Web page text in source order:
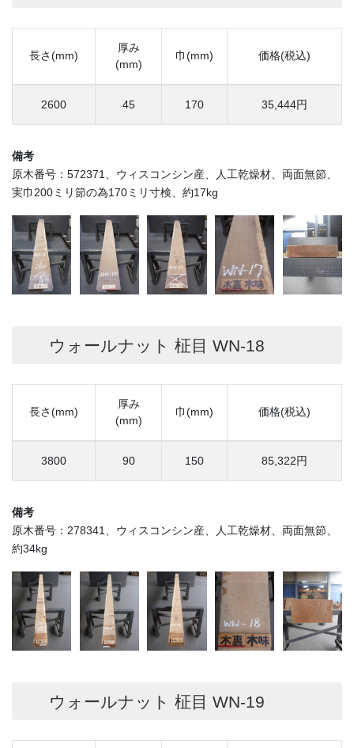
長さ(mm)
厚み
(mm)
巾(mm) 価格(税込)
2600 45 170 35,444円
備考
原木番号：572371、ウィスコンシン産、人工乾燥材、両面無節、
実巾200ミリ節の為170ミリ寸検、約17kg
ウォールナット 柾目 WN-18
長さ(mm)
厚み
(mm)
巾(mm) 価格(税込)
3800 90 150 85,322円
備考
原木番号：278341、ウィスコンシン産、人工乾燥材、両面無節、
約34kg
ウォールナット 柾目 WN-19